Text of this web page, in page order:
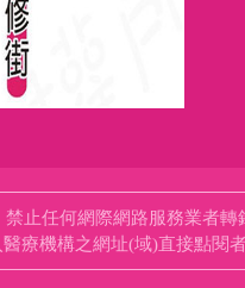
止任何網際網路服務業者轉
療機構之網址(域)直接點閱者